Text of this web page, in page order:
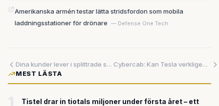
Amerikanska armén testar lätta stridsfordon som mobila
laddningsstationer för drönare — Defense One Tech
Dina kunder lever i splittrade system – nu lovar SAP att sy ihop dem i en realtidsprofil
Cybercab: Kan Tesla verkligen sälja en tvåsitsig bil som en penningmaskin?
MEST LÄSTA
Tistel drar in tiotals miljoner under första året – ett